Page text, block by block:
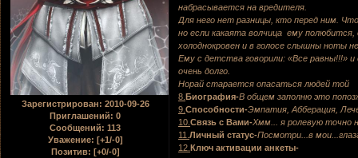
Зарегистрирован: 2010-09-26
Приглашений: 0
Сообщений: 113
Уважение: [+1/-0]
Позитив: [+0/-0]
набрасывается на вредителя.
Для него нет разницы, кто перед ним.
но если какаята волчица ему
холоднокровен и в голосе слышны ноты
Ему с детства говорили: «Все равны!!!»
очень долго.
Норай старается опасаться людей той
8.Биография-В общем заполню это
9.Способности-Эмпатия, Абберация,
10.Связь с Вами-Хмм... я ролевую точно
11.Личный статус-Посмотри...в
12.Ключ активации анкеты-